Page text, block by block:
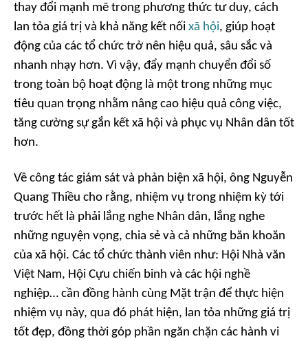
thay đổi mạnh mẽ trong phương thức tư duy, cách
lan tỏa giá trị và khả năng kết nối xã hội, giúp hoạt
động của các tổ chức trở nên hiệu quả, sâu sắc và
nhanh nhạy hơn. Vì vậy, đẩy mạnh chuyển đổi số
trong toàn bộ hoạt động là một trong những mục
tiêu quan trọng nhằm nâng cao hiệu quả công việc,
tăng cường sự gắn kết xã hội và phục vụ Nhân dân tốt
hơn.
Về công tác giám sát và phản biện xã hội, ông Nguyễn
Quang Thiều cho rằng, nhiệm vụ trong nhiệm kỳ tới
trước hết là phải lắng nghe Nhân dân, lắng nghe
những nguyện vọng, chia sẻ và cả những băn khoăn
của xã hội. Các tổ chức thành viên như: Hội Nhà văn
Việt Nam, Hội Cựu chiến binh và các hội nghề
nghiệp… cần đồng hành cùng Mặt trận để thực hiện
nhiệm vụ này, qua đó phát hiện, lan tỏa những giá trị
tốt đẹp, đồng thời góp phần ngăn chặn các hành vi